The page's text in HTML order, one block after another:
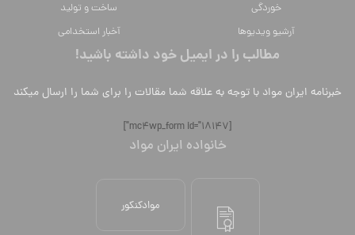
خوردگی
ساخت و تولید
آرشیو ویدیوها
آخبار استخدامی
مطالب را در ایمیل خود داشته باشید!
خبرنامه ایران مواد با توجه به علاقه شما مقالات را برای شما را ارسال میکند
[mc4wp_form id="18147"]
خانواده ایران مواد
موادکنکور